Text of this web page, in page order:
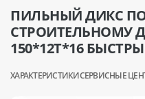
ПИЛЬНЫЙ ДИКС
СТРОИТЕЛЬНОМУ
150*12T*16
ХАРАКТЕРИСТИКИСЕРВИСНЫЕ